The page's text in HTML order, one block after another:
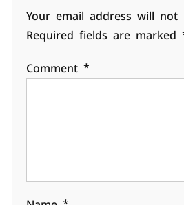
Your email address will not
Required fields are marked
Comment *